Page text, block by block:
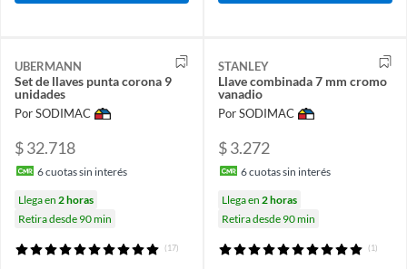
UBERMANN
Set de llaves punta corona 9
unidades
Por SODIMAC
$ 32.718
6cuotas sin interés
Llega en 2 horas
Retira desde 90 min
(17)
STANLEY
Llave combinada 7 mm cromo
vanadio
Por SODIMAC
$ 3.272
6cuotas sin interés
Llega en 2 horas
Retira desde 90 min
(1)